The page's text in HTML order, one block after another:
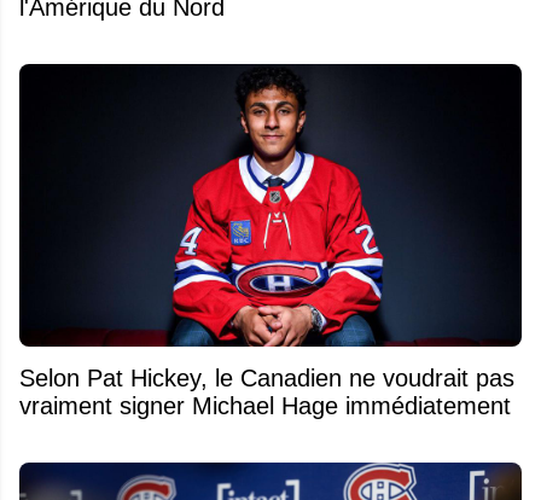
l'Amérique du Nord
Selon Pat Hickey, le Canadien ne voudrait pas
vraiment signer Michael Hage immédiatement